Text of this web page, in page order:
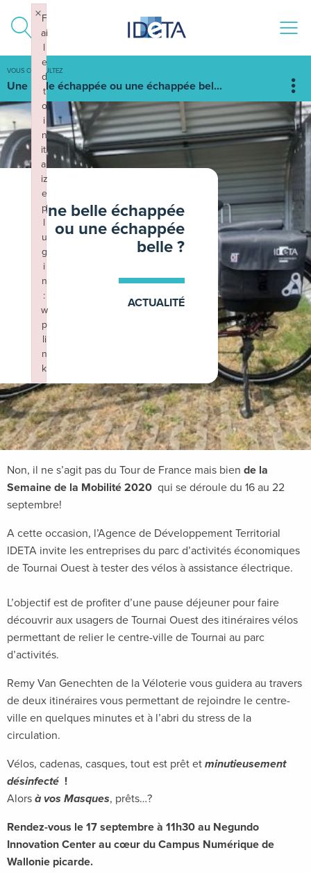
VOUS CONSULTEZ
Une belle échappée ou une échappée bel...
Une belle échappée
ou une échappée
belle ?
ACTUALITÉ
14 septembre 2020
Non, il ne s’agit pas du Tour de France mais bien de la
Semaine de la Mobilité 2020 qui se déroule du 16 au 22
septembre!
A cette occasion, l’Agence de Développement Territorial
IDETA invite les entreprises du parc d’activités économiques
de Tournai Ouest à tester des vélos à assistance électrique.
L’objectif est de profiter d’une pause déjeuner pour faire
découvrir aux usagers de Tournai Ouest des itinéraires vélos
permettant de relier le centre-ville de Tournai au parc
d’activités.
Remy Van Genechten de la Véloterie vous guidera au travers
de deux itinéraires vous permettant de rejoindre le centre-
ville en quelques minutes et à l’abri du stress de la
circulation.
Vélos, cadenas, casques, tout est prêt etminutieusement
désinfecté !
Alorsà vos Masques, prêts…?
Rendez-vous le 17 septembre à 11h30 au Negundo
Innovation Center au cœur du Campus Numérique de
Wallonie picarde.
F
ai
l
e
d
t
o
i
n
iti
al
iz
e
p
l
u
g
i
n
:
w
p
li
n
k
×
Failed to initialize plugin: wplink